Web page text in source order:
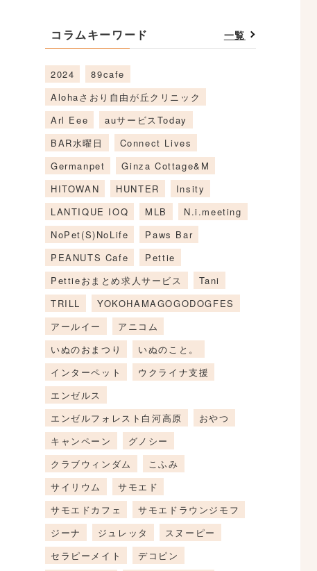
コラムキーワード 一覧
2024
89cafe
Alohaさおり自由が丘クリニック
Arl Eee
auサービスToday
BAR水曜日
Connect Lives
Germanpet
Ginza Cottage&M
HITOWAN
HUNTER
Insity
LANTIQUE IOQ
MLB
N.i.meeting
NoPet(S)NoLife
Paws Bar
PEANUTS Cafe
Pettie
Pettieおまとめ求人サービス
Tani
TRILL
YOKOHAMAGOGODOGFES
アールイー
アニコム
いぬのおまつり
いぬのこと。
インターペット
ウクライナ支援
エンゼルス
エンゼルフォレスト白河高原
おやつ
キャンペーン
グノシー
クラブウィンダム
こふみ
サイリウム
サモエド
サモエドカフェ
サモエドラウンジモフ
ジーナ
ジュレッタ
スヌーピー
セラピーメイト
デコピン